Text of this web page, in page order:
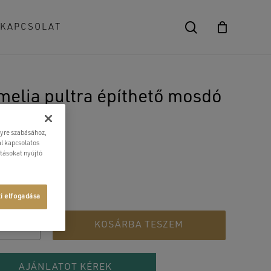
KAPCSOLAT search
pultra építhető mosdó
KOSÁRBA TESZEM
AJÁNLATOT KÉREK
szabásához,
kapcsolatos
nyújtó
elfogadása